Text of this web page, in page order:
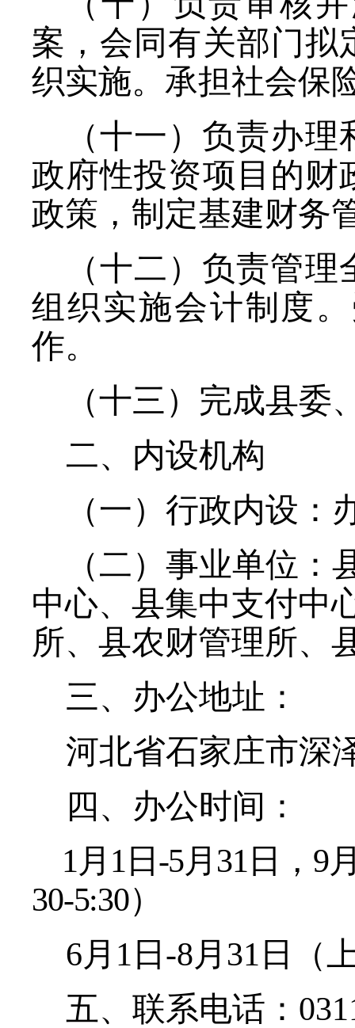
案，会同有关部门拟
织实施。承担社会保
（十一）负责办
政府性投资项目的财
政策，制定基建财务
（十二）负责管
组织实施会计制度
作。
（十三）完成县
二、 内设机构
（一）行政内设：
（二） 事业单位：
中心、县集中支付中
所、县农财管理所、
三、办公地址：
河北省石家庄市深
四、办公时间：
1月1日-5月31日，9
30-5:30）
6月1日-8月31日（
五、联系电话：